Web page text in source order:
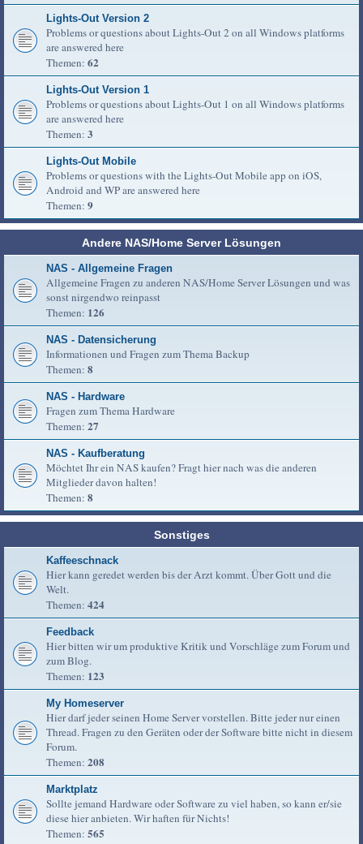
Lights-Out Version 2
Problems or questions about Lights-Out 2 on all Windows platforms
are answered here
Themen: 62
Lights-Out Version 1
Problems or questions about Lights-Out 1 on all Windows platforms
are answered here
Themen: 3
Lights-Out Mobile
Problems or questions with the Lights-Out Mobile app on iOS,
Android and WP are answered here
Themen: 9
Andere NAS/Home Server Lösungen
NAS - Allgemeine Fragen
Allgemeine Fragen zu anderen NAS/Home Server Lösungen und was
sonst nirgendwo reinpasst
Themen: 126
NAS - Datensicherung
Informationen und Fragen zum Thema Backup
Themen: 8
NAS - Hardware
Fragen zum Thema Hardware
Themen: 27
NAS - Kaufberatung
Möchtet Ihr ein NAS kaufen? Fragt hier nach was die anderen
Mitglieder davon halten!
Themen: 8
Sonstiges
Kaffeeschnack
Hier kann geredet werden bis der Arzt kommt. Über Gott und die
Welt.
Themen: 424
Feedback
Hier bitten wir um produktive Kritik und Vorschläge zum Forum und
zum Blog.
Themen: 123
My Homeserver
Hier darf jeder seinen Home Server vorstellen. Bitte jeder nur einen
Thread. Fragen zu den Geräten oder der Software bitte nicht in diesem
Forum.
Themen: 208
Marktplatz
Sollte jemand Hardware oder Software zu viel haben, so kann er/sie
diese hier anbieten. Wir haften für Nichts!
Themen: 565